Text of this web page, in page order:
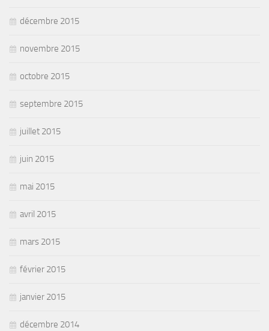
décembre 2015
novembre 2015
octobre 2015
septembre 2015
juillet 2015
juin 2015
mai 2015
avril 2015
mars 2015
février 2015
janvier 2015
décembre 2014